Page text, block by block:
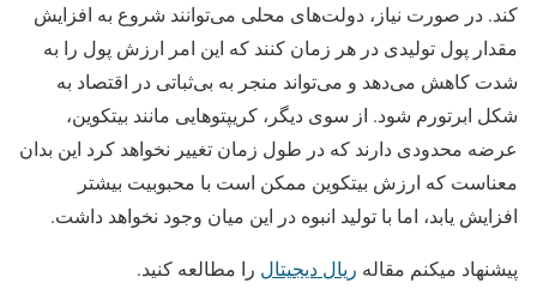
کند. در صورت نیاز، دولت‌های محلی می‌توانند شروع به افزایش
مقدار پول تولیدی در هر زمان کنند که این امر ارزش پول را به
شدت کاهش می‌دهد و می‌تواند منجر به بی‌ثباتی در اقتصاد به
شکل ابرتورم شود. از سوی دیگر، کریپتوهایی مانند بیتکوین،
عرضه محدودی دارند که در طول زمان تغییر نخواهد کرد این بدان
معناست که ارزش بیتکوین ممکن است با محبوبیت بیشتر
افزایش یابد، اما با تولید انبوه در این میان وجود نخواهد داشت.
پیشنهاد میکنم مقاله ریال دیجیتال را مطالعه کنید.